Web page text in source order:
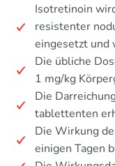
Isotretinoin
resistenter
eingesetzt und
Die übliche
1 mg/kg
Die
tablettenten
Die Wirkung
einigen Tagen